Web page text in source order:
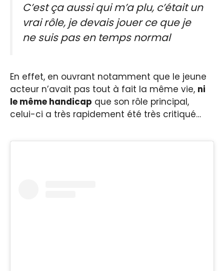
C’est ça aussi qui m’a plu, c’était un
vrai rôle, je devais jouer ce que je
ne suis pas en temps normal
En effet, en ouvrant notamment que le jeune
acteur n’avait pas tout à fait la même vie, ni
le même handicap que son rôle principal,
celui-ci a très rapidement été très critiqué…